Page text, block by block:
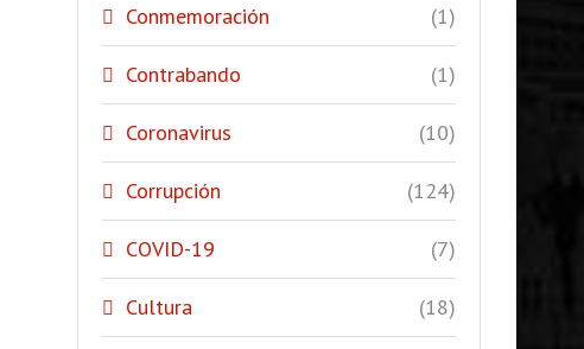
Conmemoración (1)
Contrabando (1)
Coronavirus (10)
Corrupción (124)
COVID-19 (7)
Cultura (18)